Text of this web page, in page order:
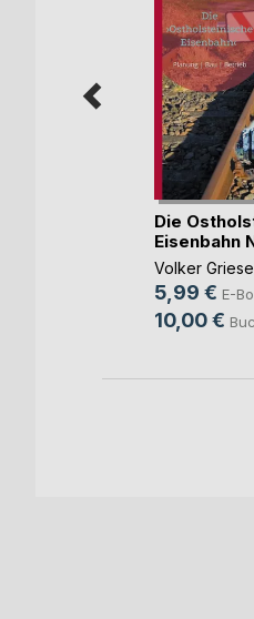
Die
Eisenbahn
Volker Griese
5,99 € E-
10,00 €